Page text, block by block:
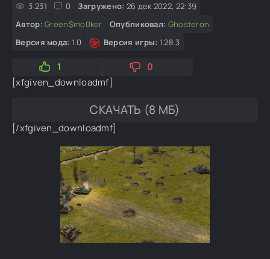
3 231 0 Загружено: 26 дек 2022, 22:39
Автор: Green$mo0ker Опубликовал: Ghosteron
Версия мода: 1.0 Версия игры: 1.28.3
1
0
[xfgiven_downloadmf]
СКАЧАТЬ (8 МБ)
[/xfgiven_downloadmf]